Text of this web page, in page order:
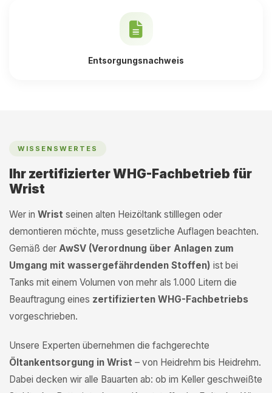
Entsorgungsnachweis
WISSENSWERTES
Ihr zertifizierter WHG-Fachbetrieb für
Wrist
Wer in Wrist seinen alten Heizöltank stilllegen oder
demontieren möchte, muss gesetzliche Auflagen beachten.
Gemäß der AwSV (Verordnung über Anlagen zum
Umgang mit wassergefährdenden Stoffen) ist bei
Tanks mit einem Volumen von mehr als 1.000 Litern die
Beauftragung eines zertifizierten WHG-Fachbetriebs
vorgeschrieben.
Unsere Experten übernehmen die fachgerechte
Öltankentsorgung in Wrist – von Heidrehm bis Heidrehm.
Dabei decken wir alle Bauarten ab: ob im Keller geschweißte